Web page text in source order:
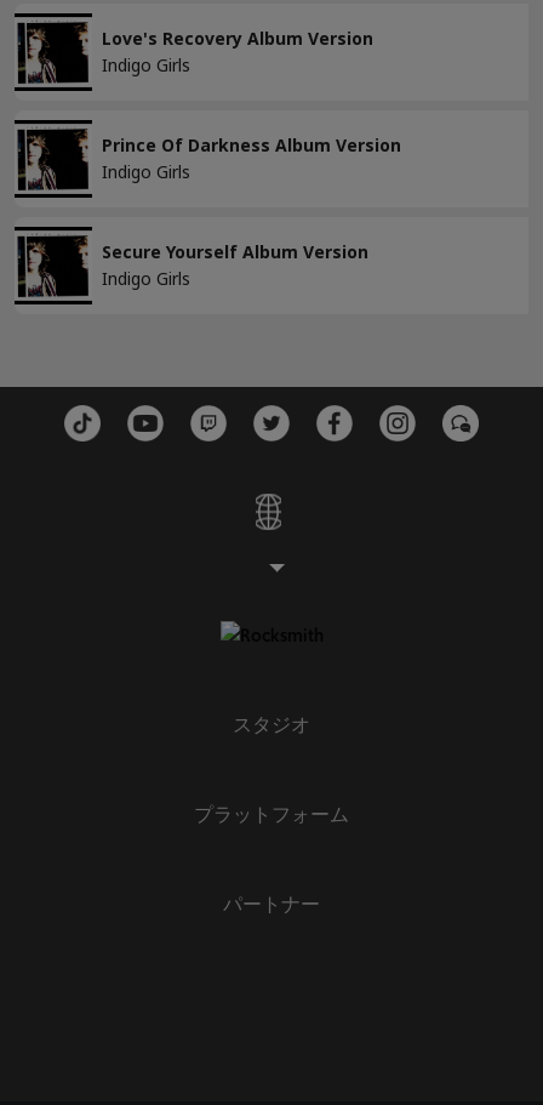
適用
Love's Recovery Album Version
Indigo Girls
Prince Of Darkness Album Version
Indigo Girls
Secure Yourself Album Version
Indigo Girls
スタジオ
プラットフォーム
パートナー